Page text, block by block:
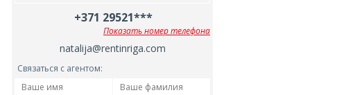
+371 29521***
Показать номер телефона
natalija@rentinriga.com
Связаться с агентом: